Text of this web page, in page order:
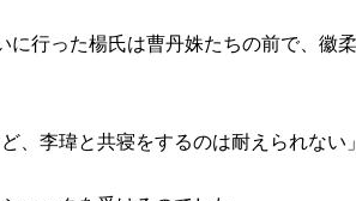
行った楊氏は曹丹姝たちの前で、徽
、李瑋と共寝をするのは耐えられない